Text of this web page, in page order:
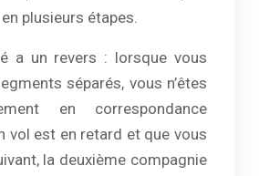
plusieurs étapes.
a un revers : lorsque vous
séparés, vous n’êtes
en correspondance
vol est en retard et que vous
la deuxième compagnie